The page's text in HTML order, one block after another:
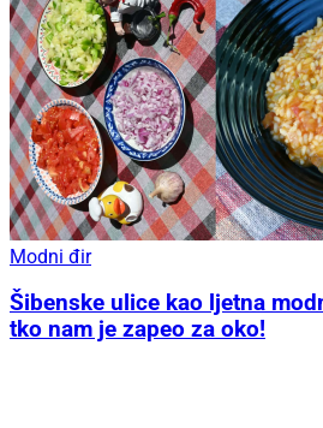
Modni đir
Šibenske ulice kao ljetna
tko nam je zapeo za oko!